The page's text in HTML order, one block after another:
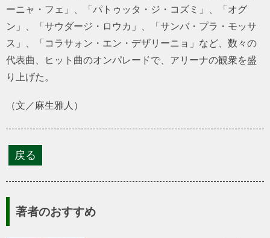
ーニャ・フェ」、「パトゥッタ・ジ・コズミ」、「オグ
ン」、「サウダージ・ロウカ」、「サンバ・プラ・モッサ
ス」、「コラサォン・エン・デザリーニョ」など、数々の
代表曲、ヒット曲のオンパレードで、アリーナの観衆を盛
り上げた。
（文／麻生雅人）
著者のおすすめ